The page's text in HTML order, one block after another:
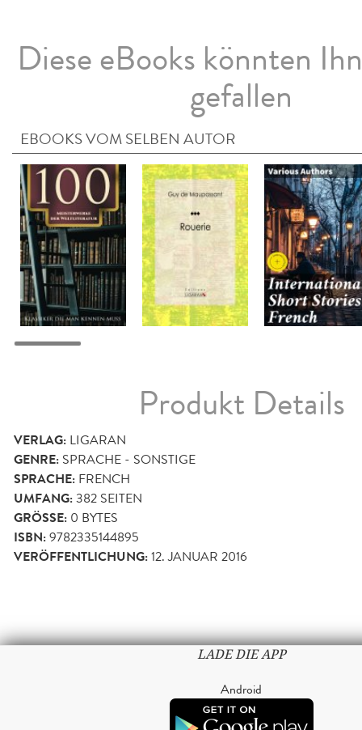
Diese eBooks könnten
gefallen
EBOOKS VOM SELBEN AUTOR
Produkt Details
VERLAG: LIGARAN
GENRE: SPRACHE - SONSTIGE
SPRACHE: FRENCH
UMFANG:382 SEITEN
GRÖSSE: 0 BYTES
ISBN:9782335144895
VERÖFFENTLICHUNG:12. JANUAR 2016
LADE DIE APP
Android